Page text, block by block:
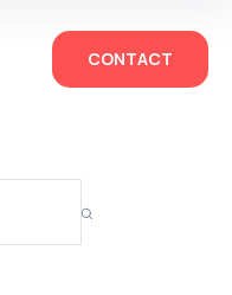
CONTACT